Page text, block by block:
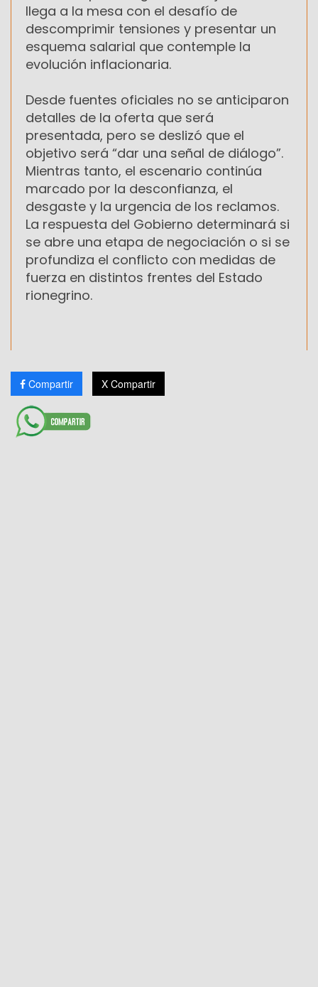
llega a la mesa con el desafío de
descomprimir tensiones y presentar un
esquema salarial que contemple la
evolución inflacionaria.
Desde fuentes oficiales no se anticiparon
detalles de la oferta que será
presentada, pero se deslizó que el
objetivo será “dar una señal de diálogo”.
Mientras tanto, el escenario continúa
marcado por la desconfianza, el
desgaste y la urgencia de los reclamos.
La respuesta del Gobierno determinará si
se abre una etapa de negociación o si se
profundiza el conflicto con medidas de
fuerza en distintos frentes del Estado
rionegrino.
Compartir X Compartir